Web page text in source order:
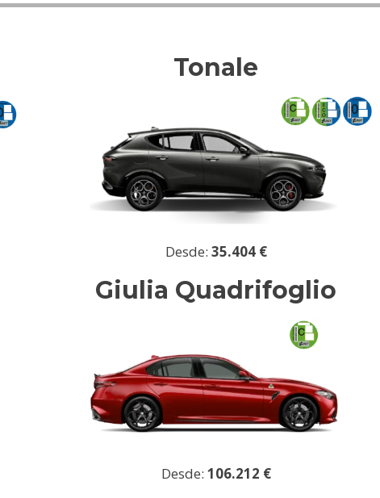
Tonale
Desde: 35.404 €
Giulia Quadrifoglio
Desde: 106.212 €